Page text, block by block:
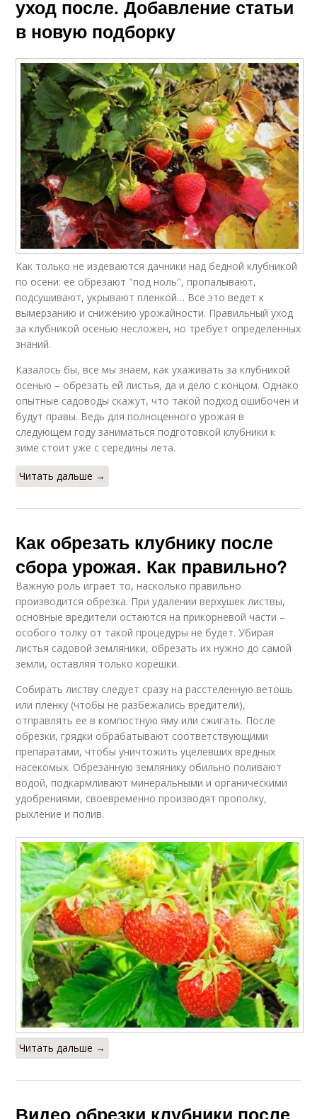
уход после. Добавление статьи
в новую подборку
Как только не издеваются дачники над бедной клубникой
по осени: ее обрезают "под ноль", пропалывают,
подсушивают, укрывают пленкой… Все это ведет к
вымерзанию и снижению урожайности. Правильный уход
за клубникой осенью несложен, но требует определенных
знаний.
Казалось бы, все мы знаем, как ухаживать за клубникой
осенью – обрезать ей листья, да и дело с концом. Однако
опытные садоводы скажут, что такой подход ошибочен и
будут правы. Ведь для полноценного урожая в
следующем году заниматься подготовкой клубники к
зиме стоит уже с середины лета.
Читать дальше →
Как обрезать клубнику после
сбора урожая. Как правильно?
Важную роль играет то, насколько правильно
производится обрезка. При удалении верхушек листвы,
основные вредители остаются на прикорневой части –
особого толку от такой процедуры не будет. Убирая
листья садовой земляники, обрезать их нужно до самой
земли, оставляя только корешки.
Собирать листву следует сразу на расстеленную ветошь
или пленку (чтобы не разбежались вредители),
отправлять ее в компостную яму или сжигать. После
обрезки, грядки обрабатывают соответствующими
препаратами, чтобы уничтожить уцелевших вредных
насекомых. Обрезанную землянику обильно поливают
водой, подкармливают минеральными и органическими
удобрениями, своевременно производят прополку,
рыхление и полив.
Читать дальше →
Видео обрезки клубники после